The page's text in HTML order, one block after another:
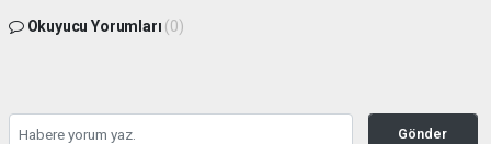
Okuyucu Yorumları (0)
Gönder